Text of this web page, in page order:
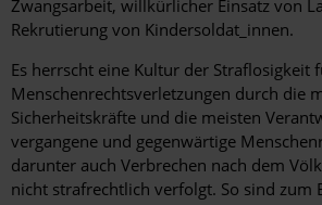
Zwangsarbeit, willkürlicher Einsatz von
Rekrutierung von Kindersoldat_innen.
Es herrscht eine Kultur der Straflosigkeit
Menschenrechtsverletzungen durch die
Sicherheitskräfte und die meisten
vergangene und gegenwärtige
darunter auch Verbrechen nach dem
nicht strafrechtlich verfolgt. So sind zum